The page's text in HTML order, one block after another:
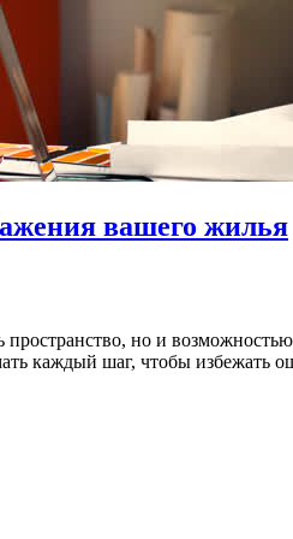
вашего жилья
но и
каждый шаг, чтобы избежать